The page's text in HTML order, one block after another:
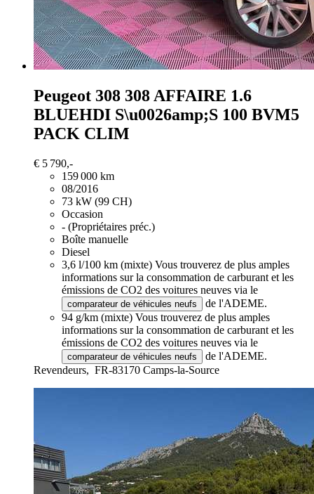
Peugeot 308 308 AFFAIRE 1.6
BLUEHDI S\u0026amp;S 100 BVM5
PACK CLIM
€ 5 790,-
159 000 km
08/2016
73 kW (99 CH)
Occasion
- (Propriétaires préc.)
Boîte manuelle
Diesel
3,6 l/100 km (mixte) Vous trouverez de plus amples
informations sur la consommation de carburant et les
émissions de CO2 des voitures neuves via le
comparateur de véhicules neufs
de l'ADEME.
94 g/km (mixte) Vous trouverez de plus amples
informations sur la consommation de carburant et les
émissions de CO2 des voitures neuves via le
comparateur de véhicules neufs
de l'ADEME.
Revendeurs, FR-83170 Camps-la-Source